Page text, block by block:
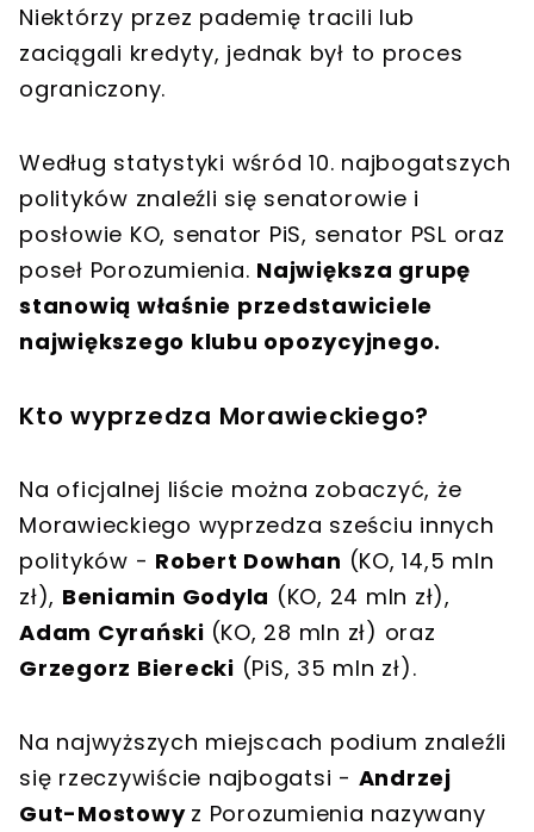
Niektórzy przez pademię tracili lub
zaciągali kredyty, jednak był to proces
ograniczony.
Według statystyki wśród 10. najbogatszych
polityków znaleźli się senatorowie i
posłowie KO, senator PiS, senator PSL oraz
poseł Porozumienia. Największa grupę
stanowią właśnie przedstawiciele
największego klubu opozycyjnego.
Kto wyprzedza Morawieckiego?
Na oficjalnej liście można zobaczyć, że
Morawieckiego wyprzedza sześciu innych
polityków - Robert Dowhan (KO, 14,5 mln
zł), Beniamin Godyla (KO, 24 mln zł),
Adam Cyrański (KO, 28 mln zł) oraz
Grzegorz Bierecki (PiS, 35 mln zł).
Na najwyższych miejscach podium znaleźli
się rzeczywiście najbogatsi - Andrzej
Gut-Mostowy z Porozumienia nazywany